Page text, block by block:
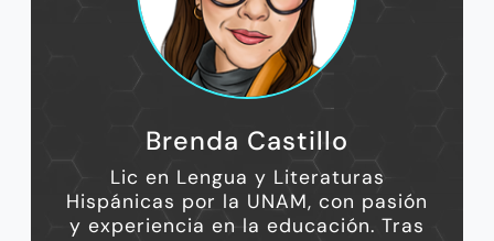
Brenda Castillo
Lic en Lengua y Literaturas
Hispánicas por la UNAM, con pasión
y experiencia en la educación. Tras